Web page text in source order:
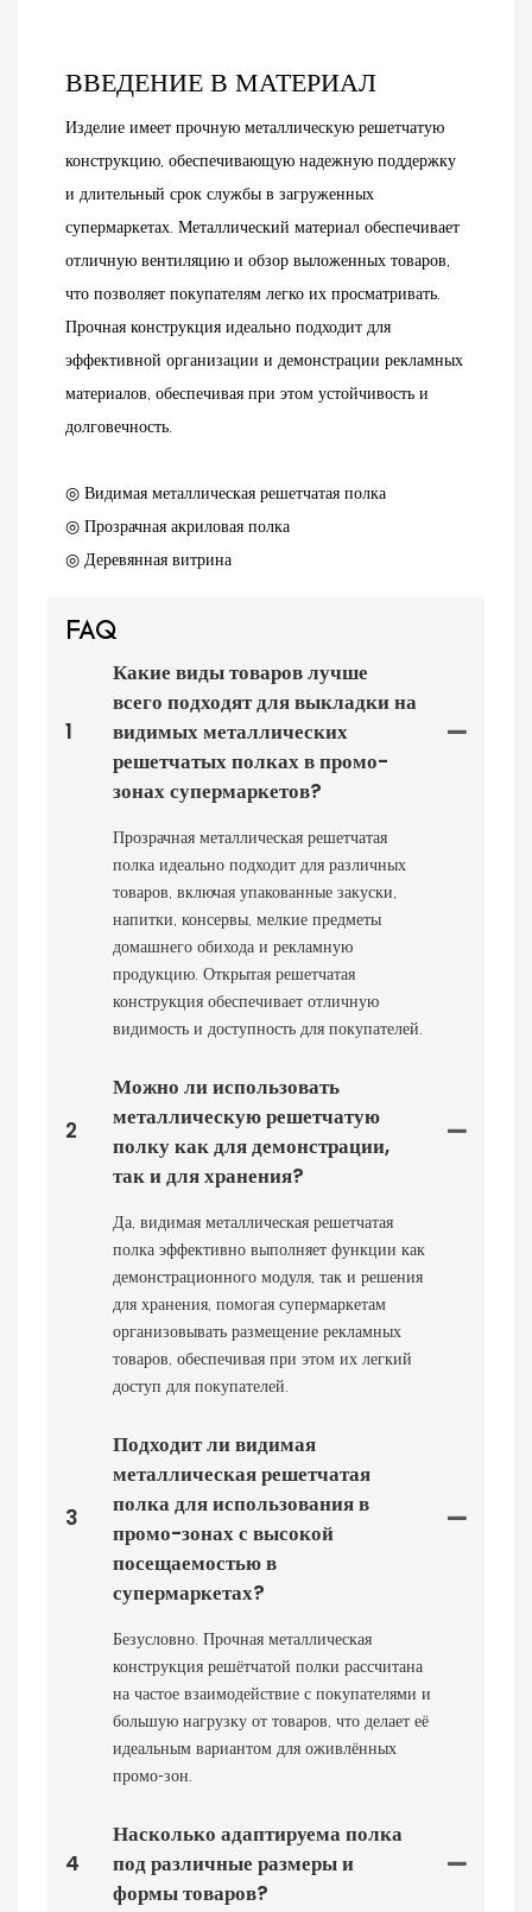
ВВЕДЕНИЕ В МАТЕРИАЛ
Изделие имеет прочную металлическую решетчатую
конструкцию, обеспечивающую надежную поддержку
и длительный срок службы в загруженных
супермаркетах. Металлический материал обеспечивает
отличную вентиляцию и обзор выложенных товаров,
что позволяет покупателям легко их просматривать.
Прочная конструкция идеально подходит для
эффективной организации и демонстрации рекламных
материалов, обеспечивая при этом устойчивость и
долговечность.
◎ Видимая металлическая решетчатая полка
◎ Прозрачная акриловая полка
◎ Деревянная витрина
FAQ
1
Какие виды товаров лучше
всего подходят для выкладки на
видимых металлических
решетчатых полках в промо-
зонах супермаркетов?
Прозрачная металлическая решетчатая
полка идеально подходит для различных
товаров, включая упакованные закуски,
напитки, консервы, мелкие предметы
домашнего обихода и рекламную
продукцию. Открытая решетчатая
конструкция обеспечивает отличную
видимость и доступность для покупателей.
2
Можно ли использовать
металлическую решетчатую
полку как для демонстрации,
так и для хранения?
Да, видимая металлическая решетчатая
полка эффективно выполняет функции как
демонстрационного модуля, так и решения
для хранения, помогая супермаркетам
организовывать размещение рекламных
товаров, обеспечивая при этом их легкий
доступ для покупателей.
3
Подходит ли видимая
металлическая решетчатая
полка для использования в
промо-зонах с высокой
посещаемостью в
супермаркетах?
Безусловно. Прочная металлическая
конструкция решётчатой ​​полки рассчитана
на частое взаимодействие с покупателями и
большую нагрузку от товаров, что делает её
идеальным вариантом для оживлённых
промо-зон.
4
Насколько адаптируема полка
под различные размеры и
формы товаров?